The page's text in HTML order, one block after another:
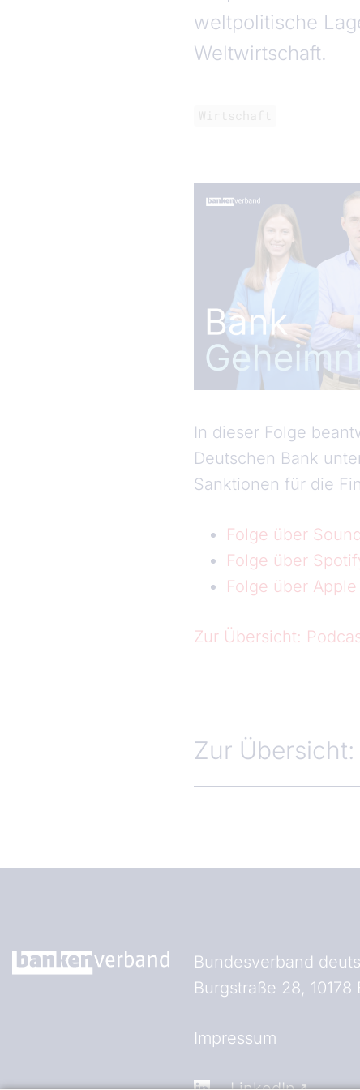
weltpolitische
Weltwirtschaft.
In dieser Folge
Deutschen Bank
Sanktionen für die
Folge über
Folge über
Folge über
Zur Übersicht:
Zur
Bundesverband
Burgstraße 28, 10178
Fußzeile
Impressum